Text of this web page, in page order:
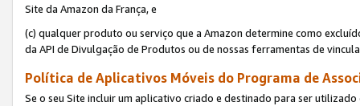
Site da Amazon da França, e
(c) qualquer produto ou serviço que a Amazon determine como
da API de Divulgação de Produtos ou de nossas ferramentas de
Política de Aplicativos Móveis do Programa de
Se o seu Site incluir um aplicativo criado e destinado para ser